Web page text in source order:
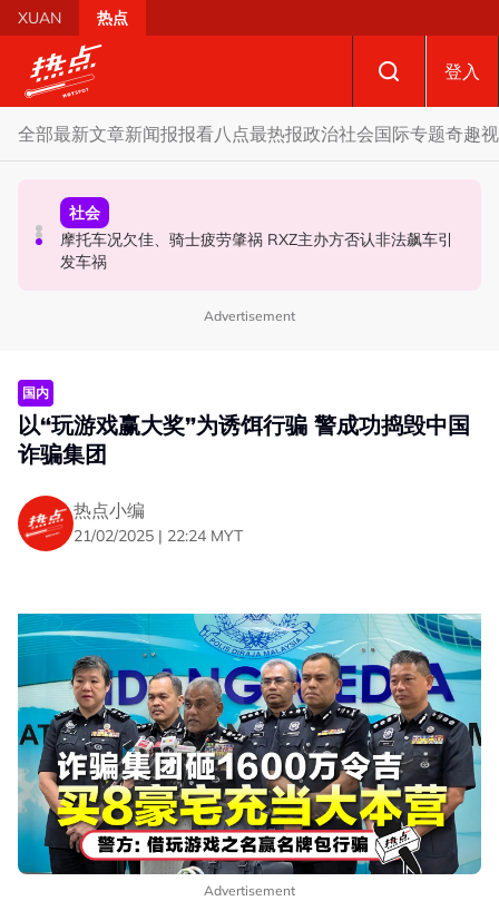
Skip to main content
XUAN 热点
登入
全部最新文章新闻报报看八点最热报政治社会国际专题奇趣
财经
SST成华商远离希盟因素？ 阿末马斯兰：华裔商家更倾向
GST机制
社会
摩托车况欠佳、骑士疲劳肇祸 RXZ主办方否认非法飙车引
发车祸
政治
柔森州选合作奏效 阿末马斯兰吁国阵国盟携手迎战甲州选
Advertisement
国内
以“玩游戏赢大奖”为诱饵行骗 警成功捣毁中国
诈骗集团
热点小编
21/02/2025 | 22:24 MYT
Advertisement